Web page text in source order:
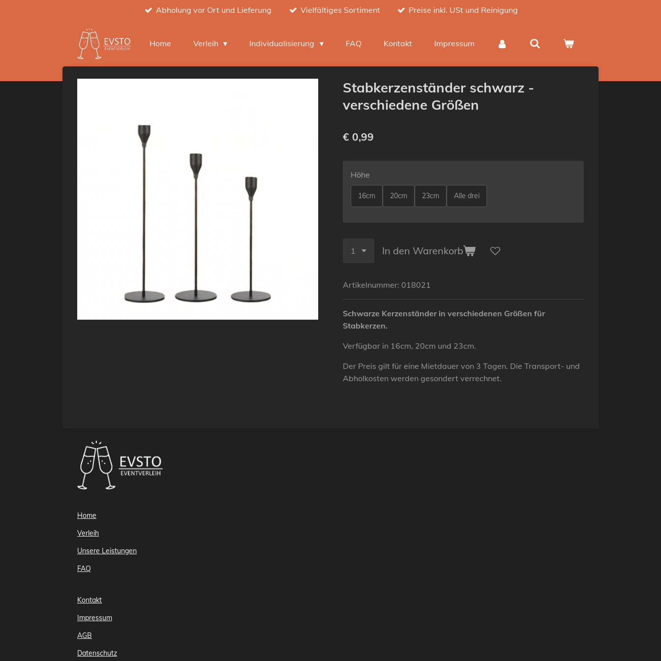
Abholung vor Ort und Lieferung Vielfältiges Sortiment Preise inkl. USt und Reinigung
Home Verleih Individualisierung FAQ Kontakt Impressum
Stabkerzenständer schwarz -
verschiedene Größen
€ 0,99
Höhe
16cm 20cm 23cm Alle drei
In den Warenkorb
Artikelnummer: 018021
Schwarze Kerzenständer in verschiedenen Größen für
Stabkerzen.
Verfügbar in 16cm, 20cm und 23cm.
Der Preis gilt für eine Mietdauer von 3 Tagen. Die Transport- und
Abholkosten werden gesondert verrechnet.
Home
Verleih
Unsere Leistungen
FAQ
Kontakt
Impressum
AGB
Datenschutz